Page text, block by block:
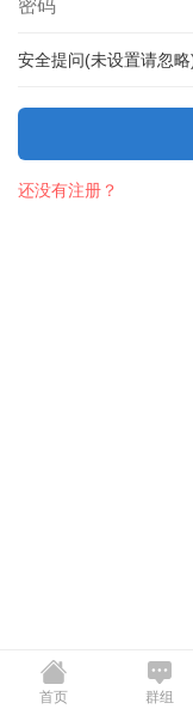
安全提问(未设置请忽略
还没有注册？
首页 群组